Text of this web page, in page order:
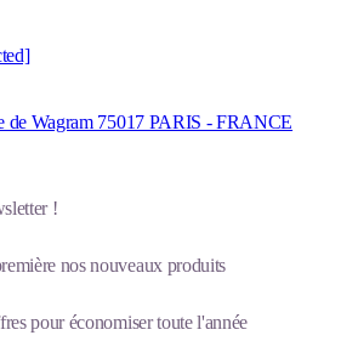
de Wagram 75017 PARIS - FRANCE
!
nos nouveaux produits
pour économiser toute l'année